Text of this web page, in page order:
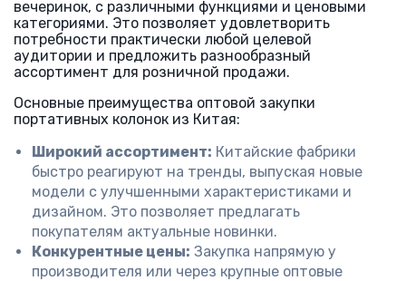
вечеринок, с различными функциями и ценовыми
категориями. Это позволяет удовлетворить
потребности практически любой целевой
аудитории и предложить разнообразный
ассортимент для розничной продажи.
Основные преимущества оптовой закупки
портативных колонок из Китая:
Широкий ассортимент: Китайские фабрики
быстро реагируют на тренды, выпуская новые
модели с улучшенными характеристиками и
дизайном. Это позволяет предлагать
покупателям актуальные новинки.
Конкурентные цены: Закупка напрямую у
производителя или через крупные оптовые